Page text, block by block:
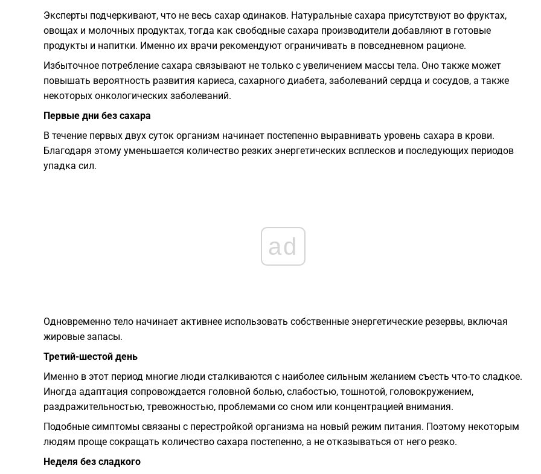
Эксперты подчеркивают, что не весь сахар одинаков. Натуральные сахара присутствуют во фруктах,
овощах и молочных продуктах, тогда как свободные сахара производители добавляют в готовые
продукты и напитки. Именно их врачи рекомендуют ограничивать в повседневном рационе.
Избыточное потребление сахара связывают не только с увеличением массы тела. Оно также может
повышать вероятность развития кариеса, сахарного диабета, заболеваний сердца и сосудов, а также
некоторых онкологических заболеваний.
Первые дни без сахара
В течение первых двух суток организм начинает постепенно выравнивать уровень сахара в крови.
Благодаря этому уменьшается количество резких энергетических всплесков и последующих периодов
упадка сил.
ad
Одновременно тело начинает активнее использовать собственные энергетические резервы, включая
жировые запасы.
Третий-шестой день
Именно в этот период многие люди сталкиваются с наиболее сильным желанием съесть что-то сладкое.
Иногда адаптация сопровождается головной болью, слабостью, тошнотой, головокружением,
раздражительностью, тревожностью, проблемами со сном или концентрацией внимания.
Подобные симптомы связаны с перестройкой организма на новый режим питания. Поэтому некоторым
людям проще сокращать количество сахара постепенно, а не отказываться от него резко.
Неделя без сладкого